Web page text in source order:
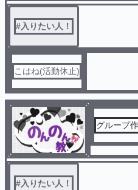
#入りたい人！
こはね(活動休止)
グループ
#入りたい人！